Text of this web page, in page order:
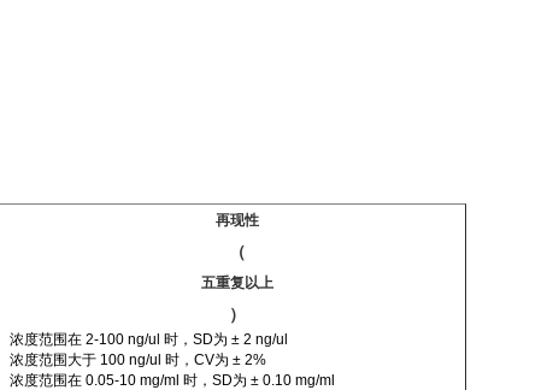
再现性
（
五重复以上
）
浓度范围在 2-100 ng/ul 时， SD为 ± 2 ng/ul
浓度范围大于 100 ng/ul 时， CV为 ± 2%
浓度范围在 0.05-10 mg/ml 时， SD为 ± 0.10 mg/ml